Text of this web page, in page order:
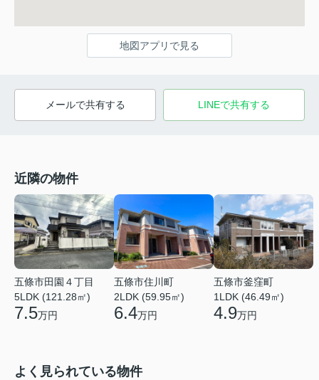
地図アプリで見る
メールで共有する LINEで共有する
近隣の物件
五條市田園４丁目
5LDK (121.28㎡)
7.5万円
五條市住川町
2LDK (59.95㎡)
6.4万円
五條市釜窪町
1LDK (46.49㎡)
4.9万円
よく見られている物件